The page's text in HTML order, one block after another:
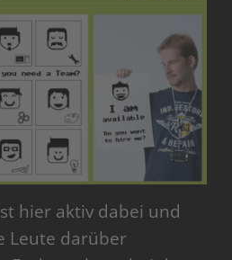
hier aktiv dabei und
Leute darüber